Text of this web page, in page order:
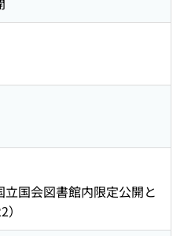
国会図書館内限定公開と